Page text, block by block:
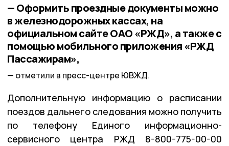
— Оформить проездные документы можно
в железнодорожных кассах, на
официальном сайте ОАО «РЖД», а также с
помощью мобильного приложения «РЖД
Пассажирам»,
отметили в пресс-центре ЮВЖД.
Дополнительную информацию о расписании
поездов дальнего следования можно получить
по телефону Единого информационно-
сервисного центра РЖД 8-800-775-00-00